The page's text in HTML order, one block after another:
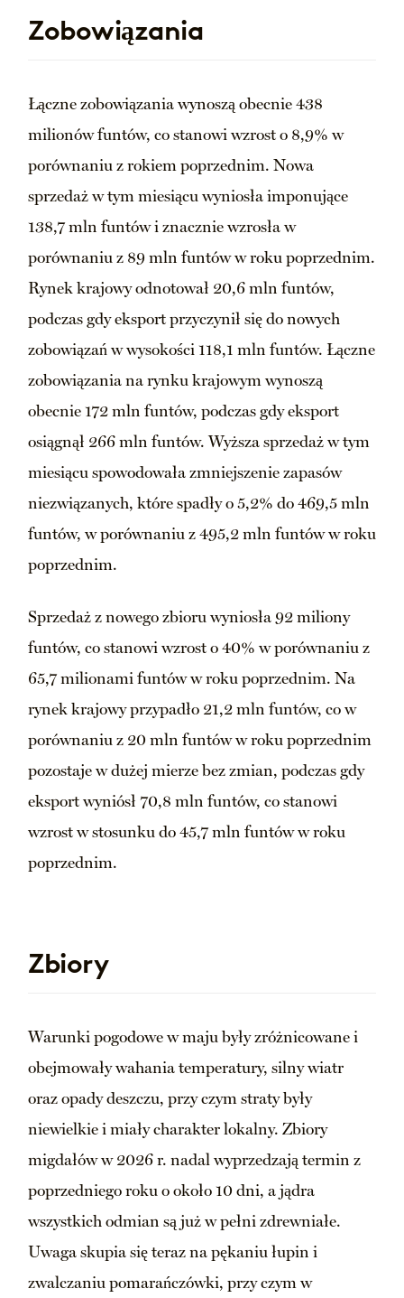
Zobowiązania
Łączne zobowiązania wynoszą obecnie 438
milionów funtów, co stanowi wzrost o 8,9% w
porównaniu z rokiem poprzednim. Nowa
sprzedaż w tym miesiącu wyniosła imponujące
138,7 mln funtów i znacznie wzrosła w
porównaniu z 89 mln funtów w roku poprzednim.
Rynek krajowy odnotował 20,6 mln funtów,
podczas gdy eksport przyczynił się do nowych
zobowiązań w wysokości 118,1 mln funtów. Łączne
zobowiązania na rynku krajowym wynoszą
obecnie 172 mln funtów, podczas gdy eksport
osiągnął 266 mln funtów. Wyższa sprzedaż w tym
miesiącu spowodowała zmniejszenie zapasów
niezwiązanych, które spadły o 5,2% do 469,5 mln
funtów, w porównaniu z 495,2 mln funtów w roku
poprzednim.
Sprzedaż z nowego zbioru wyniosła 92 miliony
funtów, co stanowi wzrost o 40% w porównaniu z
65,7 milionami funtów w roku poprzednim. Na
rynek krajowy przypadło 21,2 mln funtów, co w
porównaniu z 20 mln funtów w roku poprzednim
pozostaje w dużej mierze bez zmian, podczas gdy
eksport wyniósł 70,8 mln funtów, co stanowi
wzrost w stosunku do 45,7 mln funtów w roku
poprzednim.
Zbiory
Warunki pogodowe w maju były zróżnicowane i
obejmowały wahania temperatury, silny wiatr
oraz opady deszczu, przy czym straty były
niewielkie i miały charakter lokalny. Zbiory
migdałów w 2026 r. nadal wyprzedzają termin z
poprzedniego roku o około 10 dni, a jądra
wszystkich odmian są już w pełni zdrewniałe.
Uwaga skupia się teraz na pękaniu łupin i
zwalczaniu pomarańczówki, przy czym w